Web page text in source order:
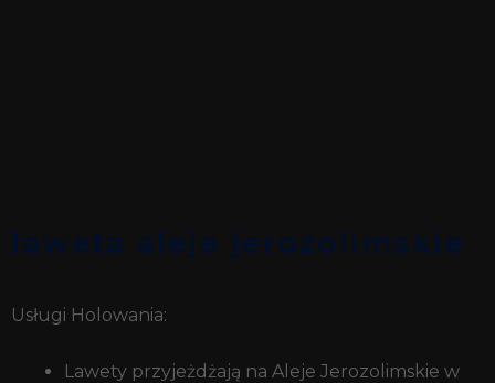
laweta aleje jerozolimskie
Usługi Holowania:
Lawety przyjeżdżają na Aleje Jerozolimskie w